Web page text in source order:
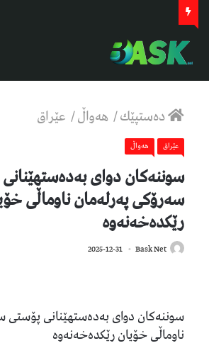
دەستپێك/ هەواڵ/ عێراق
عێراق هەواڵ
سوننەكان دوای
سەرۆكی پەرلەمان ناوماڵی
رێكدەخەنەوە
Bask Net
2025-12-31
سوننەكان دوای بەدەستهێنانی پۆستی
ناوماڵی خۆیان رێكدەخەنەوە